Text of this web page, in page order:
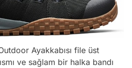
Ayakkabısı file üst
ve sağlam bir halka bandı